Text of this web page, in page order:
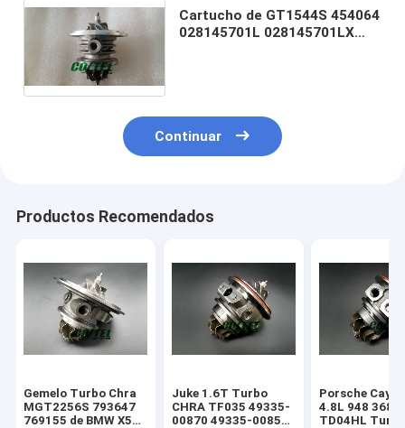
Cartucho de GT1544S 454064
028145701L 028145701LX
Continuar
Productos Recomendados
Gemelo Turbo Chra
MGT2256S 793647
769155 de BMW X5
Juke 1.6T Turbo
CHRA TF035 49335-
00870 49335-00850
Porsche
4.8L 948
TD04HL